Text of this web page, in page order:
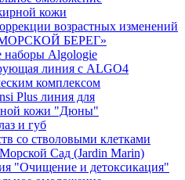
кожи
возрастных изменений
МОРСКОЙ БЕРЕГ»
наборы Algologie
линия с ALGO4
комплексом
Plus линия для
кожи "Дюны"
и губ
со стволовыми клетками
Сад (Jardin Marin)
"Очищение и детоксикация"